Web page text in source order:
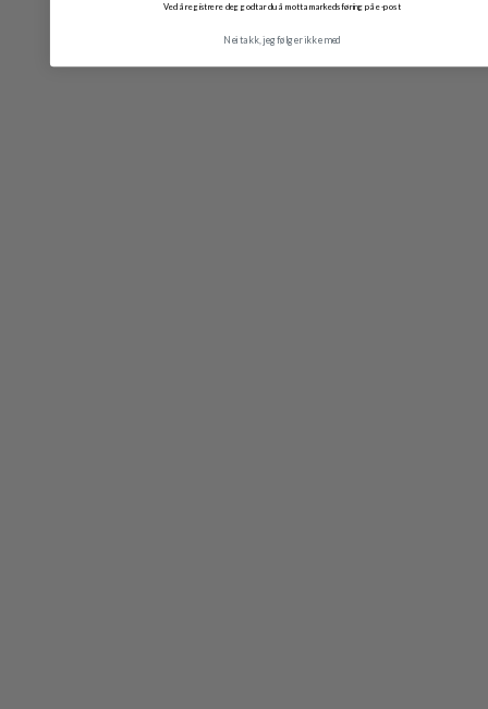
Ved å registrere deg godtar du å motta markedsføring på e-post
Nei takk, jeg følger ikke med